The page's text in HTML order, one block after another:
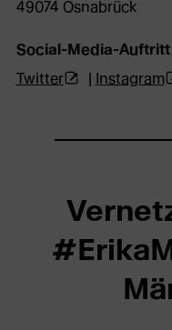
49074 Osnabrück
Social-Media-Auftritt
Twitter(Öffnet
Webseite
Tab)
| Instagram